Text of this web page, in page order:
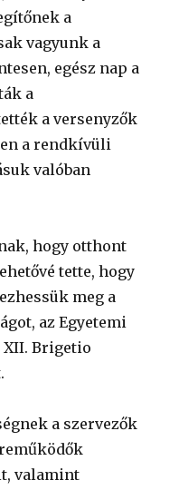
a
vagyunk a
egész nap a
a
a versenyzők
a rendkívüli
valóban
hogy otthont
tette, hogy
meg a
az Egyetemi
XII. Brigetio
a szervezők
valamint